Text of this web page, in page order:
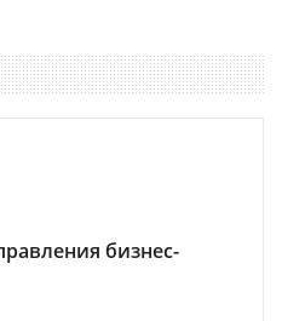
бизнес-